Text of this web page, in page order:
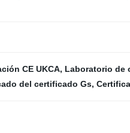
CE UKCA, Laboratorio de
del certificado Gs,